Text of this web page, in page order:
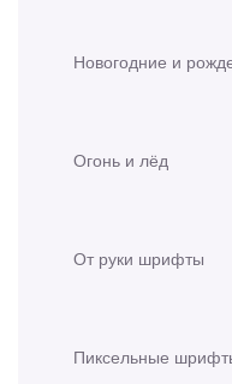
Новогодние и
Огонь и лёд
От руки шрифты
Пиксельные